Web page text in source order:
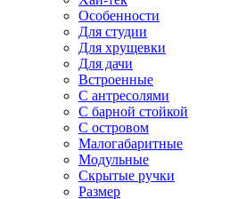
Особенности
Для студии
Для хрущевки
Для дачи
Встроенные
С антресолями
С барной стойкой
С островом
Малогабаритные
Модульные
Скрытые ручки
Размер